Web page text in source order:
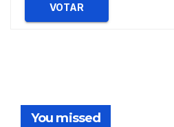
VOTAR
You missed